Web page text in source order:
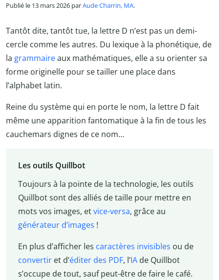
Publié le 13 mars 2026 parAude Charrin, MA.
Tantôt dite, tantôt tue, la lettre D n’est pas un demi-
cercle comme les autres. Du lexique à la phonétique, de
la grammaireaux mathématiques, elle a su orienter sa
forme originelle pour se tailler une place dans
l’alphabet latin.
Reine du système qui en porte le nom, la lettre D fait
même une apparition fantomatique à la fin de tous les
cauchemars dignes de ce nom…
Les outils Quillbot
Toujours à la pointe de la technologie, les outils
Quillbot sont des alliés de taille pour mettre en
mots vos images, etvice-versa, grâce au
générateur d’images !
En plus d’afficher les caractères invisibles ou de
convertiret d’éditer des PDF, l’IAde Quillbot
s’occupe de tout, sauf peut-être de faire le café.